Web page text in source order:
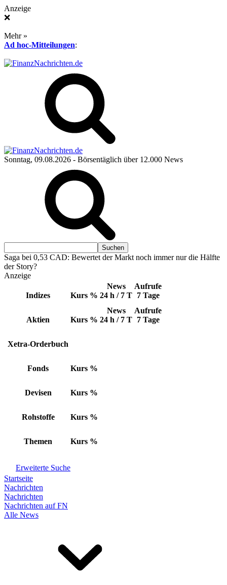
Anzeige
❌
Mehr »
Ad hoc-Mitteilungen:
Sonntag, 09.08.2026 - Börsentäglich über 12.000 News
Saga bei 0,53 CAD: Bewertet der Markt noch immer nur die Hälfte
der Story?
Anzeige
Indizes Kurs %
News
24 h / 7 T
Aufrufe
7 Tage
Aktien Kurs %
News
24 h / 7 T
Aufrufe
7 Tage
Xetra-Orderbuch
Fonds Kurs %
Devisen Kurs %
Rohstoffe Kurs %
Themen Kurs %
Erweiterte Suche
Startseite
Nachrichten
Nachrichten
Nachrichten auf FN
Alle News